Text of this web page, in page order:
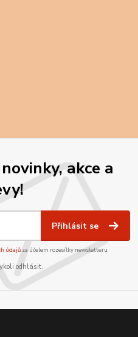
akce a
Přihlásit se
údajůza účelem rozesílky newsletteru.
odhlásit.